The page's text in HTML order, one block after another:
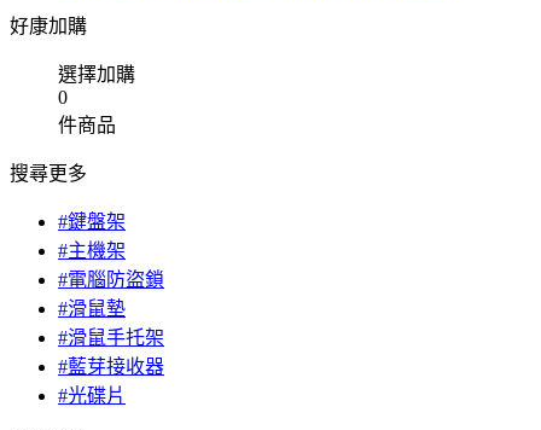
好康加購
選擇加購
0
件商品
搜尋更多
#鍵盤架
#主機架
#電腦防盜鎖
#滑鼠墊
#滑鼠手托架
#藍芽接收器
#光碟片